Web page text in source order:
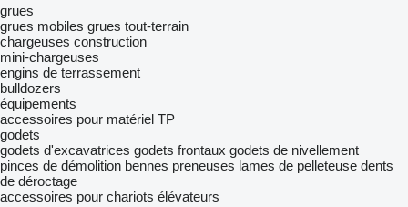
grues
grues mobiles grues tout-terrain
chargeuses construction
mini-chargeuses
engins de terrassement
bulldozers
équipements
accessoires pour matériel TP
godets
godets d'excavatrices godets frontaux godets de nivellement
pinces de démolition bennes preneuses lames de pelleteuse dents
de déroctage
accessoires pour chariots élévateurs